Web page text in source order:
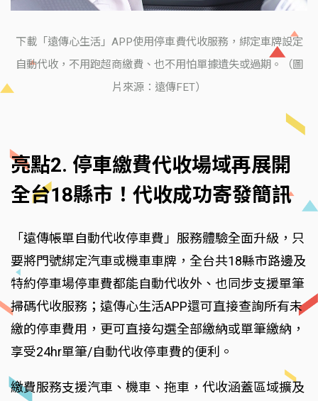
下載「遠傳心生活」APP使用停車費代收服務，綁定車牌設定
自動代收，不用跑超商繳費、也不用怕單據遺失或過期。（圖
片來源：遠傳FET）
亮點2. 停車繳費代收場域再展開
全台18縣市！代收成功寄發簡訊
「遠傳帳單自動代收停車費」服務體驗全面升級，只
要將門號綁定汽車或機車車牌，全台共18縣市路邊及
特約停車場停車費都能自動代收外、也同步支援單筆
掃碼代收服務；遠傳心生活APP還可直接查詢所有未
繳的停車費用，更可直接勾選全部繳納或單筆繳納，
享受24hr單筆/自動代收停車費的便利。
繳費服務支援汽車、機車、拖車，代收涵蓋區域擴及